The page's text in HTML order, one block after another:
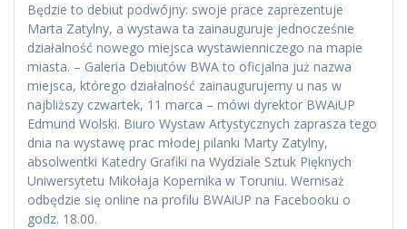
Będzie to debiut podwójny: swoje prace zaprezentuje
Marta Zatylny, a wystawa ta zainauguruje jednocześnie
działalność nowego miejsca wystawienniczego na mapie
miasta. – Galeria Debiutów BWA to oficjalna już nazwa
miejsca, którego działalność zainaugurujemy u nas w
najbliższy czwartek, 11 marca – mówi dyrektor BWAiUP
Edmund Wolski. Biuro Wystaw Artystycznych zaprasza tego
dnia na wystawę prac młodej pilanki Marty Zatylny,
absolwentki Katedry Grafiki na Wydziale Sztuk Pięknych
Uniwersytetu Mikołaja Kopernika w Toruniu. Wernisaż
odbędzie się online na profilu BWAiUP na Facebooku o
godz. 18.00.